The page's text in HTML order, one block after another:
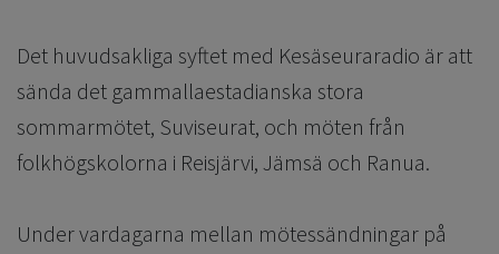
Det huvudsakliga syftet med Kesäseuraradio är att
sända det gammallaestadianska stora
sommarmötet, Suviseurat, och möten från
folkhögskolorna i Reisjärvi, Jämsä och Ranua.
Under vardagarna mellan mötessändningar på